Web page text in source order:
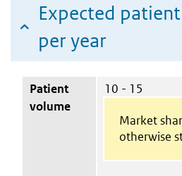
Expected
per year
Patient
volume
10 - 15
Market
otherwise